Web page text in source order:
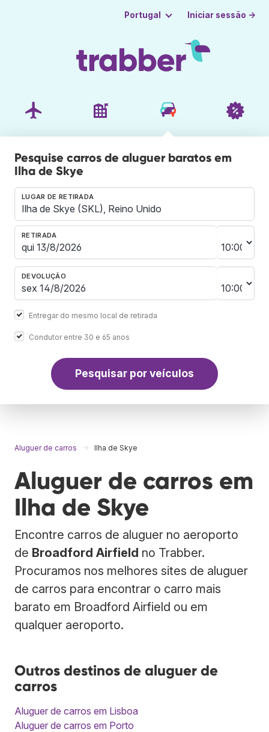
Portugal Iniciar sessão →
Pesquise carros de aluguer baratos em
Ilha de Skye
LUGAR DE RETIRADA
RETIRADA
DEVOLUÇÃO
Entregar do mesmo local de retirada
Condutor entre 30 e 65 anos
Pesquisar por veículos
Aluguer de carros Ilha de Skye
Aluguer de carros em
Ilha de Skye
Encontre carros de aluguer no aeroporto
de Broadford Airfield no Trabber.
Procuramos nos melhores sites de aluguer
de carros para encontrar o carro mais
barato em Broadford Airfield ou em
qualquer aeroporto.
Outros destinos de aluguer de
carros
Aluguer de carros em Lisboa
Aluguer de carros em Porto